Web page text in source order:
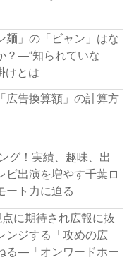
麺」の「ビャン」はな
？―“知られていな
けとは
広告換算額」の計算方
グ！実績、趣味、出
出演を増やす千葉ロ
ート力に迫る
に期待され広報に抜
ンジする「攻めの広
る―「オンワードホー